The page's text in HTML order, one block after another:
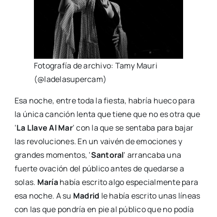
Fotografía de archivo: Tamy Mauri
(@ladelasupercam)
Esa noche, entre toda la fiesta, habría hueco para
la única canción lenta que tiene que no es otra que
‘La Llave Al Mar‘ con la que se sentaba para bajar
las revoluciones. En un vaivén de emociones y
grandes momentos, ‘Santoral‘ arrancaba una
fuerte ovación del público antes de quedarse a
solas. Maríahabía escrito algo especialmente para
esa noche. A su Madrid le había escrito unas líneas
con las que pondría en pie al público que no podía